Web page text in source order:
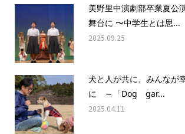
美野里中演劇部卒業夏
舞台に 〜中学生とは思...
2025.09.25
犬と人が共に、みんなが
に ～「Dog gar...
2025.04.11